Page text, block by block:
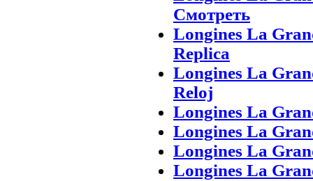
Смотреть
Longines La
Replica
Longines La
Reloj
Longines La
Longines La
Longines La
Longines La